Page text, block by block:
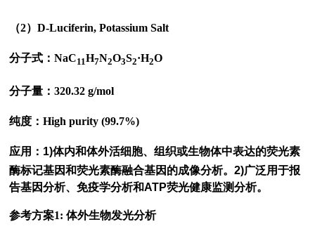
（2）D-Luciferin, Potassium Salt
分子式：NaC11H7N2O3S2·H2O
分子量：320.32 g/mol
纯度：High purity (99.7%)
应用： 1)体内和体外活细胞、组织或生物体中表达的荧光素
酶标记基因和荧光素酶融合基因的成像分析。2)广泛用于报
告基因分析、免疫学分析和ATP荧光健康监测分析。
参考方案1: 体外生物发光分析